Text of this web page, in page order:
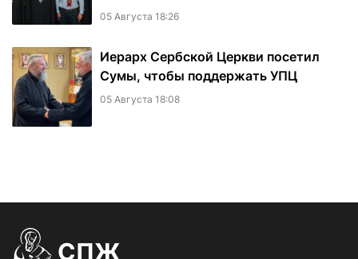
05 Августа 18:26
Иерарх Сербской Церкви посетил
Сумы, чтобы поддержать УПЦ
05 Августа 18:08
СПЖ